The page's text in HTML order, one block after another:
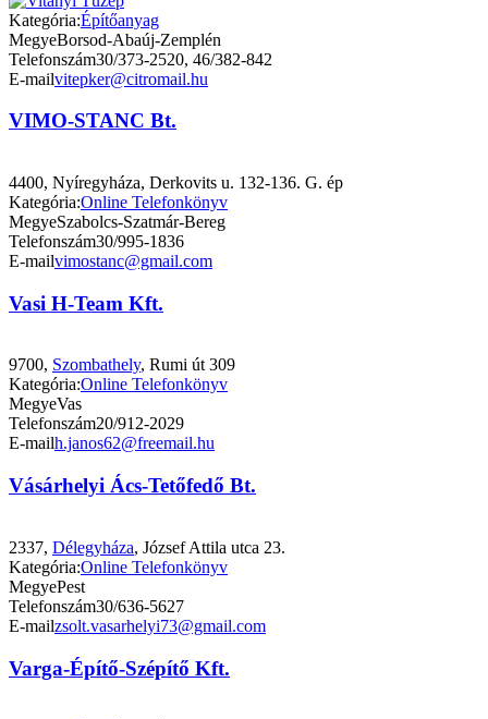
Kategória:Építőanyag
MegyeBorsod-Abaúj-Zemplén
Telefonszám30/373-2520, 46/382-842
E-mailvitepker@citromail.hu
VIMO-STANC Bt.
4400, Nyíregyháza, Derkovits u. 132-136. G. ép
Kategória:Online Telefonkönyv
MegyeSzabolcs-Szatmár-Bereg
Telefonszám30/995-1836
E-mailvimostanc@gmail.com
Vasi H-Team Kft.
9700, Szombathely, Rumi út 309
Kategória:Online Telefonkönyv
MegyeVas
Telefonszám20/912-2029
E-mailh.janos62@freemail.hu
Vásárhelyi Ács-Tetőfedő Bt.
2337, Délegyháza, József Attila utca 23.
Kategória:Online Telefonkönyv
MegyePest
Telefonszám30/636-5627
E-mailzsolt.vasarhelyi73@gmail.com
Varga-Építő-Szépítő Kft.